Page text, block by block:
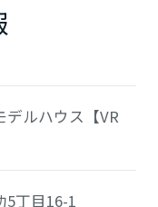
ルハウス【VR
5丁目16-1